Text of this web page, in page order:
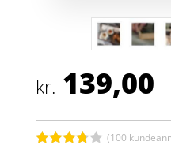
kr. 139,00
(100